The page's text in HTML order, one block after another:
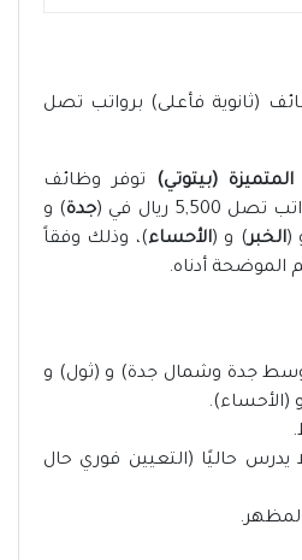
(ثانوية فأعلى) برواتب تصل
(بيتوتي) توفر وظائف
ريال في (
جدة) و
(الخبر) و (الأحساء)، وذلك وفقاً
الموضحة أدناه.
جدة وشمال جدة) و (ثول) و
(الأحساء).
يدرس حاليًا (التعيين فوري حال